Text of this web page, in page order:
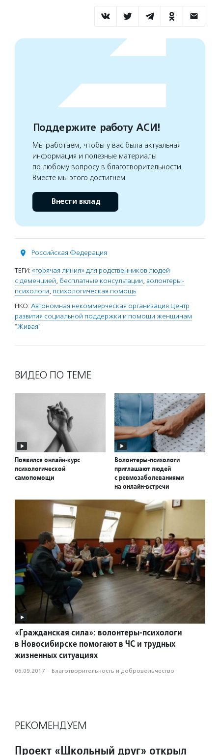
Поддержите работу АСИ!
Мы работаем, чтобы у вас была актуальная
информация и полезные материалы
по любому вопросу в благотворительности.
Вместе мы этого достигнем
Внести вклад
Российская Федерация
ТЕГИ: «горячая линия» для родственников людей
с деменцией, бесплатные консультации, волонтеры-
психологи, психологическая помощь
НКО: Автономная некоммерческая организация Центр
развития социальной поддержки и помощи женщинам
"Живая"
ВИДЕО ПО ТЕМЕ
Появился онлайн-курс
психологической
самопомощи
Волонтеры-психологи
приглашают людей
с ревмозаболеваниями
на онлайн-встречи
«Гражданская сила»: волонтеры-психологи
в Новосибирске помогают в ЧС и трудных
жизненных ситуациях
06.09.2017 · Благотвори­тель­ность и доброволь­чест­во
РЕКОМЕНДУЕМ
Проект «Школьный друг» открыл